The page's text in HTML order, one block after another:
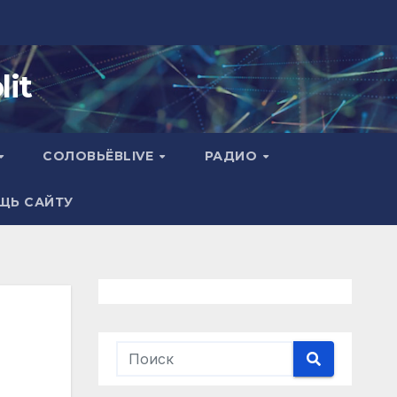
СОЛОВЬЁВLIVE РАДИО
САЙТУ